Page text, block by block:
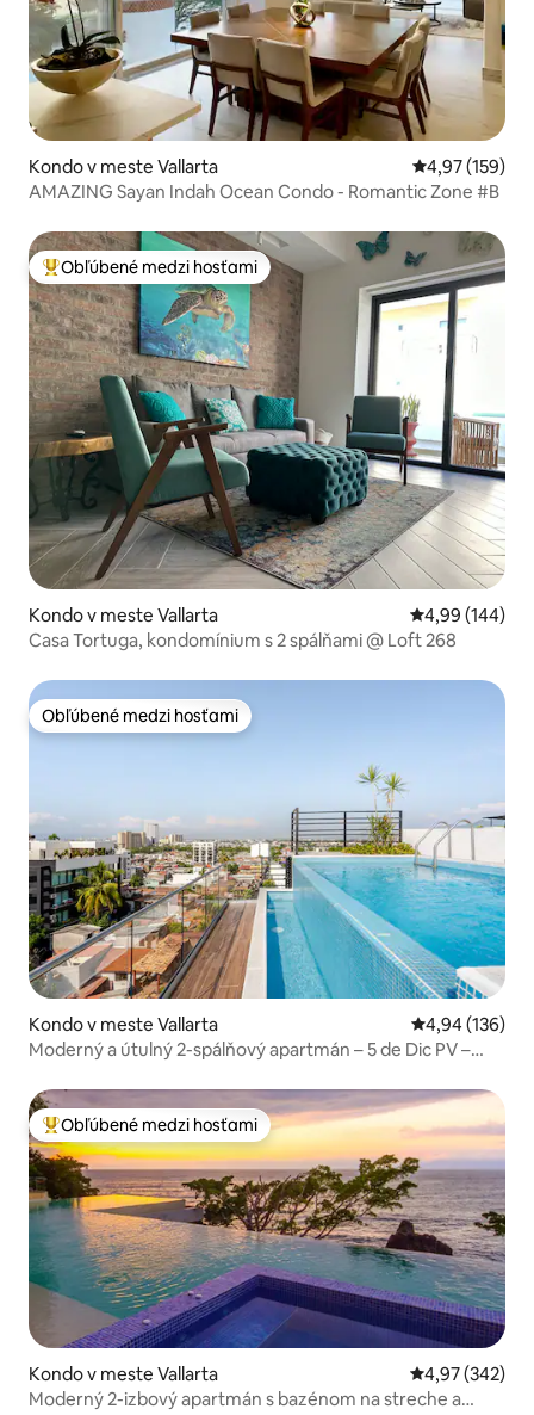
Kondo v meste Vallarta Priemerné
4,97 (159)
AMAZING Sayan Indah Ocean Condo - Romantic Zone #B
Najobľúbenejšie medzi hosťami
Obľúbené medzi hosťami
Kondo v meste Vallarta Priemerné
4,99 (144)
Casa Tortuga, kondomínium s 2 spálňami @ Loft 268
Obľúbené medzi hosťami
Obľúbené medzi hosťami
Kondo v meste Vallarta Priemerné
4,94 (136)
Moderný a útulný 2-spálňový apartmán – 5 de Dic PV –
Najobľúbenejšie medzi hosťami
Obľúbené medzi hosťami
Kondo v meste Vallarta Priemerné
4,97 (342)
Moderný 2-izbový apartmán s bazénom na streche a